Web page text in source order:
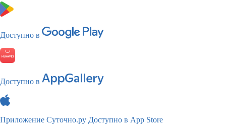
Доступно в
Доступно в
Приложение Суточно.ру Доступно в App Store